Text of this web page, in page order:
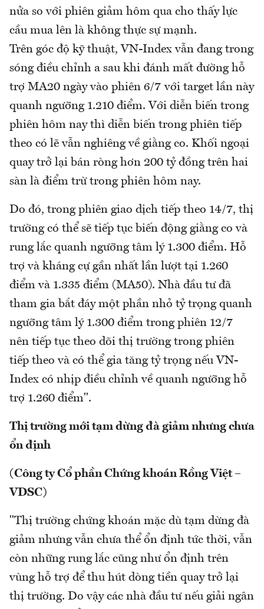
nửa so với phiên giảm hôm qua cho thấy lực
cầu mua lên là không thực sự mạnh.
Trên góc độ kỹ thuật, VN-Index vẫn đang trong
sóng điều chỉnh a sau khi đánh mất đường hỗ
trợ MA20 ngày vào phiên 6/7 với target lần này
quanh ngưỡng 1.210 điểm. Với diễn biến trong
phiên hôm nay thì diễn biến trong phiên tiếp
theo có lẽ vẫn nghiêng về giằng co. Khối ngoại
quay trở lại bán ròng hơn 200 tỷ đồng trên hai
sàn là điểm trừ trong phiên hôm nay.
Do đó, trong phiên giao dịch tiếp theo 14/7, thị
trường có thể sẽ tiếp tục biến động giằng co và
rung lắc quanh ngưỡng tâm lý 1.300 điểm. Hỗ
trợ và kháng cự gần nhất lần lượt tại 1.260
điểm và 1.335 điểm (MA50). Nhà đầu tư đã
tham gia bắt đáy một phần nhỏ tỷ trọng quanh
ngưỡng tâm lý 1.300 điểm trong phiên 12/7
nên tiếp tục theo dõi thị trường trong phiên
tiếp theo và có thể gia tăng tỷ trọng nếu VN-
Index có nhịp điều chỉnh về quanh ngưỡng hỗ
trợ 1.260 điểm".
Thị trường mới tạm dừng đà giảm nhưng chưa
ổn định
(Công ty Cổ phần Chứng khoán Rồng Việt –
VDSC)
"Thị trường chứng khoán mặc dù tạm dừng đà
giảm nhưng vẫn chưa thể ổn định tức thời, vẫn
còn những rung lắc cũng như ổn định trên
vùng hỗ trợ để thu hút dòng tiền quay trở lại
thị trường. Do vậy các nhà đầu tư nếu giải ngân